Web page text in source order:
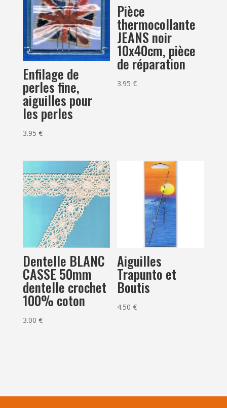
Enfilage de
perles fine,
aiguilles pour
les perles
3.95 €
Pièce
thermocollante
JEANS noir
10x40cm, pièce
de réparation
3.95€
Dentelle BLANC
CASSE 50mm
dentelle crochet
100% coton
3.00 €
Aiguilles
Trapunto et
Boutis
4.50€